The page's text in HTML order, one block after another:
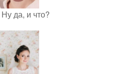
да, и что?